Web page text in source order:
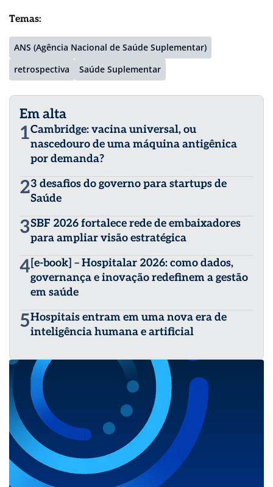
Temas:
ANS (Agência Nacional de Saúde Suplementar)
retrospectiva
Saúde Suplementar
Em alta
1Cambridge: vacina universal, ou
nascedouro de uma máquina antigênica
por demanda?
23 desafios do governo para startups de
Saúde
3SBF 2026 fortalece rede de embaixadores
para ampliar visão estratégica
4[e-book] – Hospitalar 2026: como dados,
governança e inovação redefinem a gestão
em saúde
5Hospitais entram em uma nova era de
inteligência humana e artificial